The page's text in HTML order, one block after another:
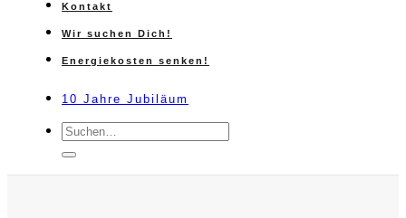
Kontakt
Wir suchen Dich!
Energiekosten senken!
10 Jahre Jubiläum
Suche
nach: